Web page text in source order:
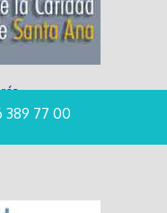
389 77 00